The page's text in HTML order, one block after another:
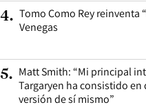
4. Tomo Como Rey reinventa
Venegas
5. Matt Smith: “Mi principal
Targaryen ha consistido en
versión de sí mismo”